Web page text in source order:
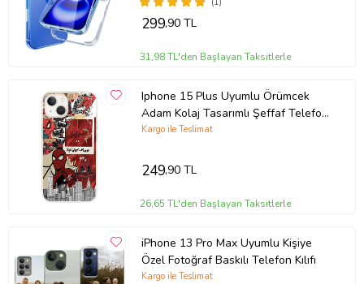
299,90 TL
31,98 TL'den Başlayan Taksitlerle
Iphone 15 Plus Uyumlu Örümcek
Adam Kolaj Tasarımlı Şeffaf Telefon
Kılıfı
Kargo ile Teslimat
249,90 TL
26,65 TL'den Başlayan Taksitlerle
iPhone 13 Pro Max Uyumlu Kişiye
Özel Fotoğraf Baskılı Telefon Kılıfı
Kargo ile Teslimat